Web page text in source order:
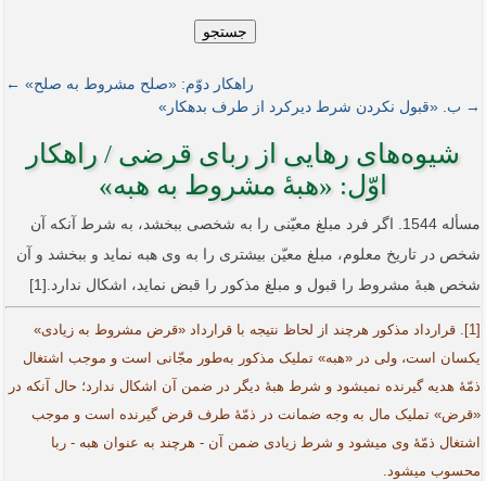
جستجو
راهکار دوّم: «صلح مشروط به صلح» ←
→ ب. «قبول نکردن شرط دیرکرد از طرف بدهکار»
شیوه‌های رهایی از ربای قرضی / راهکار
اوّل: «هبۀ مشروط به هبه»
مسأله 1544. اگر فرد مبلغ معیّنی را به شخصی ببخشد، به شرط آنکه آن
شخص در تاریخ معلوم، مبلغ معیّن بیشتری را به وی هبه نماید و ببخشد و آن
شخص هبۀ مشروط را قبول و مبلغ مذکور را قبض نماید، اشکال ندارد.[1]
[1]. قرار‌داد مذکور هرچند از لحاظ نتیجه با قرارداد «قرض مشروط به زیادی»
یکسان است، ولی در «هبه» تملیک مذکور به‌طور مجّانی است و موجب اشتغال
ذمّۀ هدیه گیرنده نمی­شود و شرط هبۀ دیگر در ضمن آن اشکال ندارد؛ حال آنکه در
«قرض» تملیک مال به وجه ضمانت در ذمّۀ طرف قرض گیرنده است و موجب
اشتغال ذمّۀ وی می­شود و شرط زیادی ضمن آن - هرچند به عنوان هبه - ربا
محسوب می­شود.